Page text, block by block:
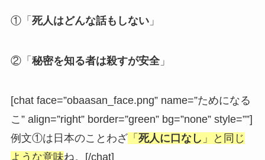
①「 死人はどんな話もしない」
②「 秘密を知る者は殺すが安全」
[chat face=”obaasan_face.png” name=”ためになる
こ” align=”right” border=”green” bg=”none” style=””]
例文①は日本のことわざ「 死人に口なし 」と同じ
ような意味ね。[/chat]